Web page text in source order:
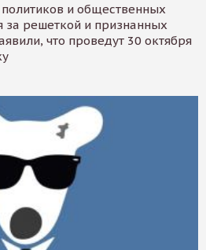
и общественных
за решеткой и признанных
что проведут 30 октября